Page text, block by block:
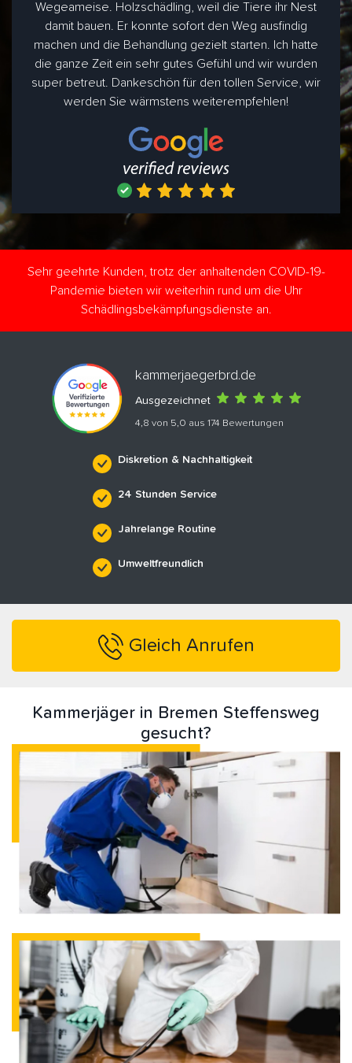
Wegeameise. Holzschädling, weil die Tiere ihr Nest
damit bauen. Er konnte sofort den Weg ausfindig
machen und die Behandlung gezielt starten. Ich hatte
die ganze Zeit ein sehr gutes Gefühl und wir wurden
super betreut. Dankeschön für den tollen Service, wir
werden Sie wärmstens weiterempfehlen!
Sehr geehrte Kunden, trotz der anhaltenden COVID-19-
Pandemie bieten wir weiterhin rund um die Uhr
Schädlingsbekämpfungsdienste an.
kammerjaegerbrd.de
Ausgezeichnet
4,8 von 5,0 aus 174 Bewertungen
Diskretion & Nachhaltigkeit
24 Stunden Service
Jahrelange Routine
Umweltfreundlich
Gleich Anrufen
Kammerjäger in Bremen Steffensweg
gesucht?